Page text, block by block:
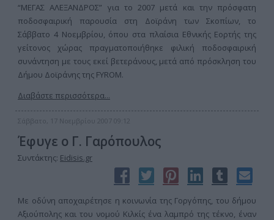
“ΜΕΓΑΣ ΑΛΕΞΑΝΔΡΟΣ” για το 2007 μετά και την πρόσφατη
ποδοσφαιρική παρουσία στη Δοϊράνη των Σκοπίων, το
Σάββατο 4 Νοεμβρίου, όπου στα πλαίσια Εθνικής Εορτής της
γείτονος χώρας πραγματοποιήθηκε φιλική ποδοσφαιρική
συνάντηση με τους εκεί βετεράνους, μετά από πρόσκληση του
Δήμου Δοϊράνης της FYROM.
Διαβάστε περισσότερα...
Σάββατο, 17 Νοεμβρίου 2007 09:12
Έφυγε ο Γ. Γαρόπουλος
Συντάκτης: Eidisis.gr
Με οδύνη αποχαιρέτησε η κοινωνία της Γοργόπης, του δήμου
Αξιούπολης και του νομού Κιλκίς ένα λαμπρό της τέκνο, έναν